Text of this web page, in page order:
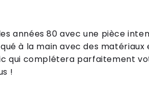
années 80 avec une pièce int
qué à la main avec des matériaux
qui complétera parfaitement
!